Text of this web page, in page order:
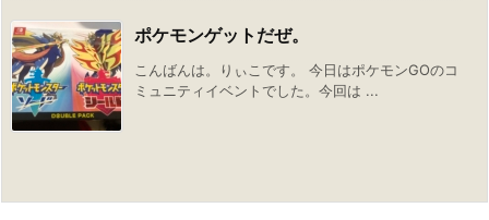
ポケモンゲットだぜ。
こんばんは。りぃこです。 今日はポケモンGOのコ
ミュニティイベントでした。今回は ...